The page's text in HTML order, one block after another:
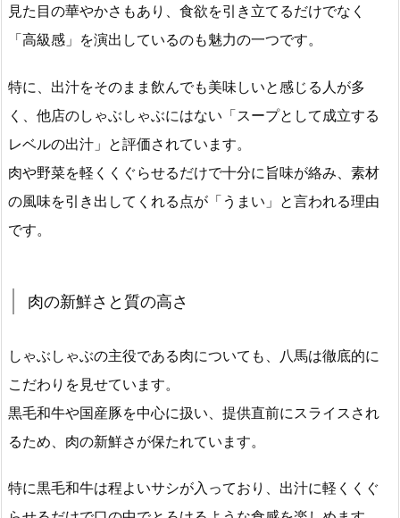
見た目の華やかさもあり、食欲を引き立てるだけでなく
「高級感」を演出しているのも魅力の一つです。
特に、出汁をそのまま飲んでも美味しいと感じる人が多
く、他店のしゃぶしゃぶにはない「スープとして成立する
レベルの出汁」と評価されています。
肉や野菜を軽くくぐらせるだけで十分に旨味が絡み、素材
の風味を引き出してくれる点が「うまい」と言われる理由
です。
肉の新鮮さと質の高さ
しゃぶしゃぶの主役である肉についても、八馬は徹底的に
こだわりを見せています。
黒毛和牛や国産豚を中心に扱い、提供直前にスライスされ
るため、肉の新鮮さが保たれています。
特に黒毛和牛は程よいサシが入っており、出汁に軽くくぐ